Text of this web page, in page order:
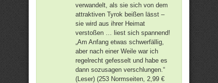
verwandelt, als sie sich von dem
attraktiven Tyrok beißen lässt –
sie wird aus ihrer Heimat
verstoßen … liest sich spannend!
„Am Anfang etwas schwerfällig,
aber nach einer Weile war ich
regelrecht gefesselt und habe es
dann sozusagen verschlungen.“
(Leser) (253 Normseiten, 2,99 €